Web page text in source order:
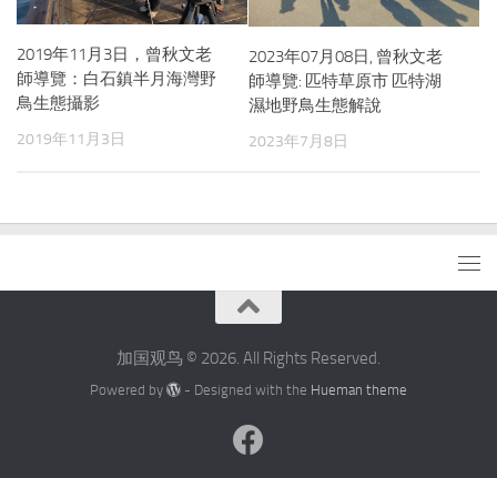
2019年11月3日，曾秋文老
師導覽：白石鎮半月海灣野
鳥生態攝影
2019年11月3日
2023年07月08日, 曾秋文老
師導覽: 匹特草原市 匹特湖
濕地野鳥生態解說
2023年7月8日
加国观鸟 © 2026. All Rights Reserved.
Powered by - Designed with the Hueman theme